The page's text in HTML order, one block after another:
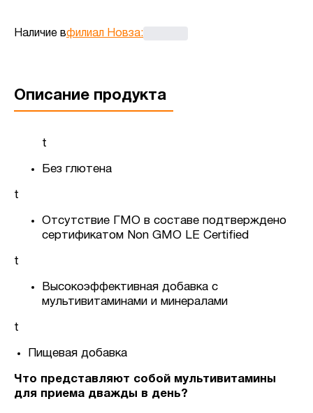
Наличие вфилиал Новза:
Описание продукта
t
Без глютена
t
Отсутствие ГМО в составе подтверждено
сертификатом Non GMO LE Certified
t
Высокоэффективная добавка с
мультивитаминами и минералами
t
Пищевая добавка
Что представляют собой мультивитамины
для приема дважды в день?